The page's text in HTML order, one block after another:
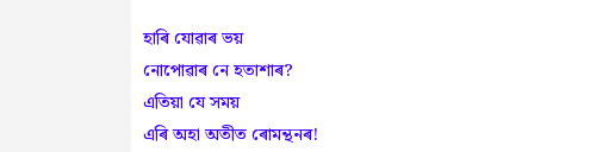
হাৰি যোৱাৰ ভয়
নোপোৱাৰ নে হতাশাৰ?
এতিয়া যে সময়
এৰি অহা অতীত ৰোমন্থনৰ!